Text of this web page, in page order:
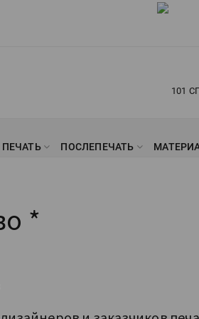
101
ПЕЧАТЬ ПОСЛЕПЕЧАТЬ
*